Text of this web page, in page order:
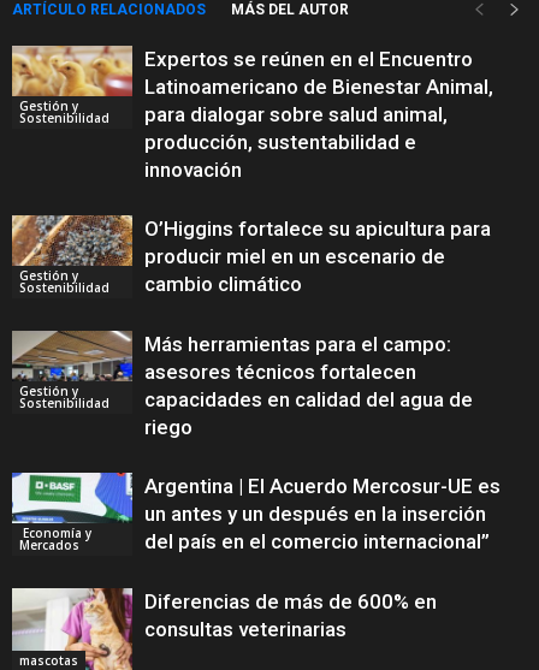
ARTÍCULO RELACIONADOS MÁS DEL AUTOR
Gestión y
Sostenibilidad
Expertos se reúnen en el Encuentro
Latinoamericano de Bienestar Animal,
para dialogar sobre salud animal,
producción, sustentabilidad e
innovación
Gestión y
Sostenibilidad
O’Higgins fortalece su apicultura para
producir miel en un escenario de
cambio climático
Gestión y
Sostenibilidad
Más herramientas para el campo:
asesores técnicos fortalecen
capacidades en calidad del agua de
riego
Economía y
Mercados
Argentina | El Acuerdo Mercosur-UE es
un antes y un después en la inserción
del país en el comercio internacional”
mascotas
Diferencias de más de 600% en
consultas veterinarias